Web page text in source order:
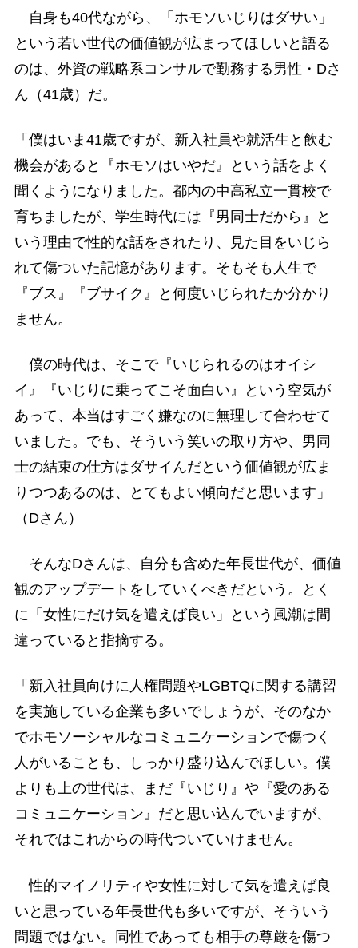
自身も40代ながら、「ホモソいじりはダサい」
という若い世代の価値観が広まってほしいと語る
のは、外資の戦略系コンサルで勤務する男性・Dさ
ん（41歳）だ。
「僕はいま41歳ですが、新入社員や就活生と飲む
機会があると『ホモソはいやだ』という話をよく
聞くようになりました。都内の中高私立一貫校で
育ちましたが、学生時代には『男同士だから』と
いう理由で性的な話をされたり、見た目をいじら
れて傷ついた記憶があります。そもそも人生で
『ブス』『ブサイク』と何度いじられたか分かり
ません。
僕の時代は、そこで『いじられるのはオイシ
イ』『いじりに乗ってこそ面白い』という空気が
あって、本当はすごく嫌なのに無理して合わせて
いました。でも、そういう笑いの取り方や、男同
士の結束の仕方はダサイんだという価値観が広ま
りつつあるのは、とてもよい傾向だと思います」
（Dさん）
そんなDさんは、自分も含めた年長世代が、価値
観のアップデートをしていくべきだという。とく
に「女性にだけ気を遣えば良い」という風潮は間
違っていると指摘する。
「新入社員向けに人権問題やLGBTQに関する講習
を実施している企業も多いでしょうが、そのなか
でホモソーシャルなコミュニケーションで傷つく
人がいることも、しっかり盛り込んでほしい。僕
よりも上の世代は、まだ『いじり』や『愛のある
コミュニケーション』だと思い込んでいますが、
それではこれからの時代ついていけません。
性的マイノリティや女性に対して気を遣えば良
いと思っている年長世代も多いですが、そういう
問題ではない。同性であっても相手の尊厳を傷つ